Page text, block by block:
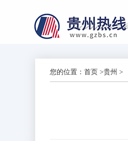
您的位置： 首页 >贵州 >